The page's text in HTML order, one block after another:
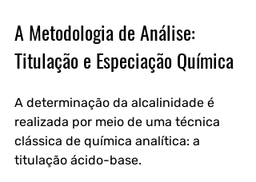
A Metodologia de Análise:
Titulação e Especiação Química
A determinação da alcalinidade é
realizada por meio de uma técnica
clássica de química analítica: a
titulação ácido-base.